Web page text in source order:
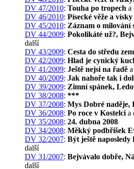
DV 47/2010: Touha po tropech a
DV 46/2010: Písecké věže a vísky
DV 45/2010: Záznam o milování
DV 44/2009: Pokolikáté už?,
další
DV 43/2009: Cesta do středu
DV 42/2009: Hlad je cynický
DV 41/2009: Ještě nejsi na řadě
DV 40/2009: Jak nahoře tak i
DV 39/2009: Zimní spánek,
DV 38/2008: ***
DV 37/2008: Mys Dobré naděje,
DV 36/2008: Po roce v Kostelci a
DV 35/2008: 24. dubna 2008
DV 34/2008: Měkký podbřišek
DV 32/2007: Být ještě naposledy
další
DV 31/2007: Bejvávalo dobře,
další